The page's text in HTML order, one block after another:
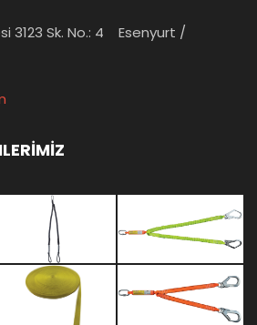
3123 Sk. No.: 4 Esenyurt /